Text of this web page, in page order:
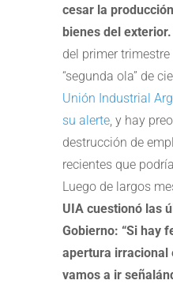
cesar la
bienes del exterior.
del primer
“segunda ola” de
Unión Industrial
su alerte, y hay
destrucción de
recientes que
Luego de largos
UIA cuestionó las
Gobierno: “Si hay
apertura irracional
vamos a ir